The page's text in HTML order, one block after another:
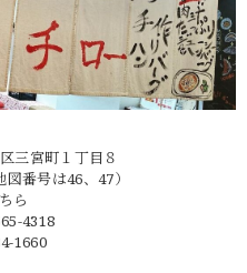
三宮町１丁目８
番号は46、47）
ら
4318
1660